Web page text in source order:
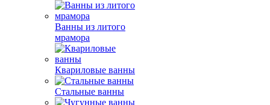
Ванны из литого
мрамора
Квариловые ванны
Стальные ванны